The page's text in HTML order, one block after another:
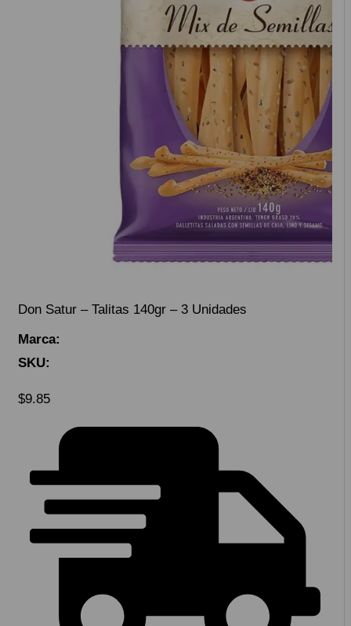
Don Satur – Talitas 140gr – 3 Unidades
Marca:
SKU:
$9.85